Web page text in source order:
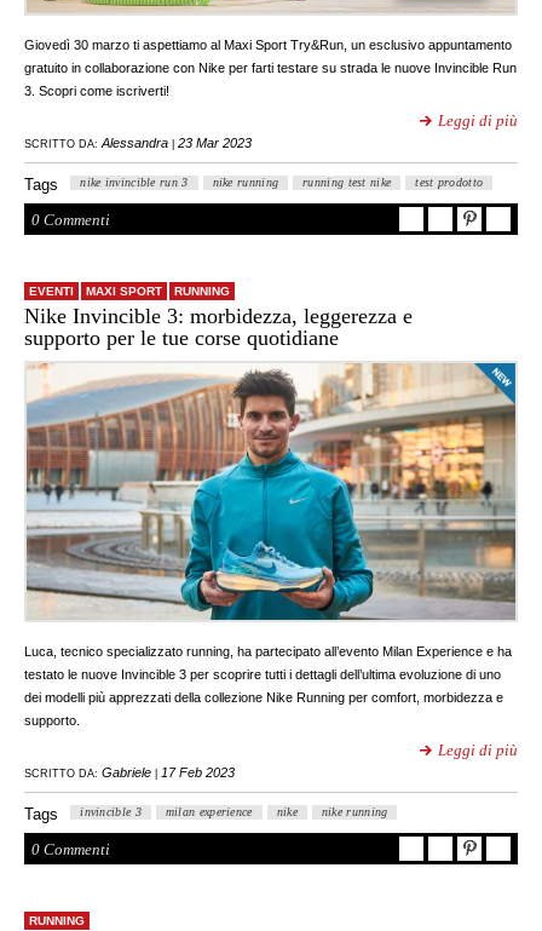
Giovedì 30 marzo ti aspettiamo al Maxi Sport Try&Run, un esclusivo appuntamento
gratuito in collaborazione con Nike per farti testare su strada le nuove Invincible Run
3. Scopri come iscriverti!
Leggi di più
SCRITTO DA: Alessandra 23 Mar 2023
Tags nike invincible run 3 nike running running test nike test prodotto
0 Commenti
EVENTI MAXI SPORT RUNNING
Nike Invincible 3: morbidezza, leggerezza e
supporto per le tue corse quotidiane
Luca, tecnico specializzato running, ha partecipato all’evento Milan Experience e ha
testato le nuove Invincible 3 per scoprire tutti i dettagli dell’ultima evoluzione di uno
dei modelli più apprezzati della collezione Nike Running per comfort, morbidezza e
supporto.
Leggi di più
SCRITTO DA: Gabriele 17 Feb 2023
Tags invincible 3 milan experience nike nike running
0 Commenti
RUNNING